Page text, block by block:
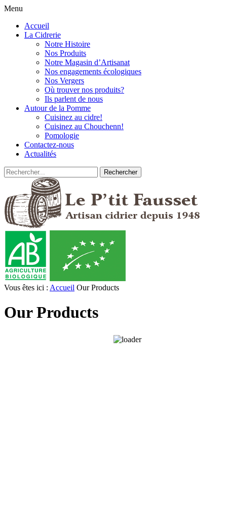
Menu
Accueil
La Cidrerie
Notre Histoire
Nos Produits
Notre Magasin d’Artisanat
Nos engagements écologiques
Nos Vergers
Où trouver nos produits?
Ils parlent de nous
Autour de la Pomme
Cuisinez au cidre!
Cuisinez au Chouchenn!
Pomologie
Contactez-nous
Actualités
Vous êtes ici : Accueil Our Products
Our Products